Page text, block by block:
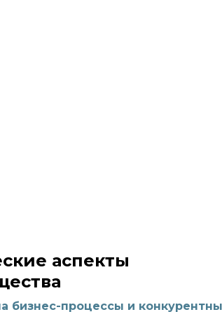
аспекты
бизнес-процессы и